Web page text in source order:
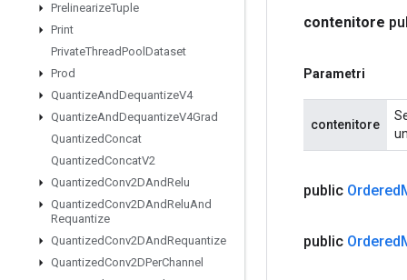
PrelinearizeTuple
Print
PrivateThreadPool Dataset
Prod
QuantizeAndDequantizeV4
QuantizeAndDequantizeV4Grad
QuantizedConcat
QuantizedConcatV2
QuantizedConv2DAndRelu
QuantizedConv2DAndReluAnd
Requantize
QuantizedConv2DAndRequantize
QuantizedConv2DPerChannel
contenitore
Parametri
contenitore
public Ordered
public Ordered